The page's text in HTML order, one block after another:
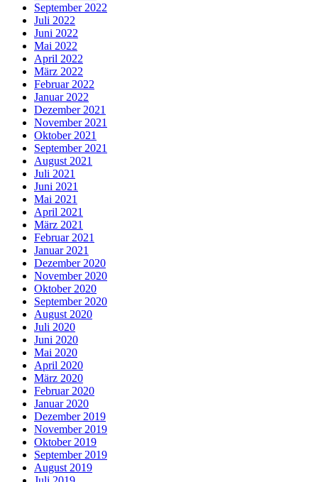
September 2022
Juli 2022
Juni 2022
Mai 2022
April 2022
März 2022
Februar 2022
Januar 2022
Dezember 2021
November 2021
Oktober 2021
September 2021
August 2021
Juli 2021
Juni 2021
Mai 2021
April 2021
März 2021
Februar 2021
Januar 2021
Dezember 2020
November 2020
Oktober 2020
September 2020
August 2020
Juli 2020
Juni 2020
Mai 2020
April 2020
März 2020
Februar 2020
Januar 2020
Dezember 2019
November 2019
Oktober 2019
September 2019
August 2019